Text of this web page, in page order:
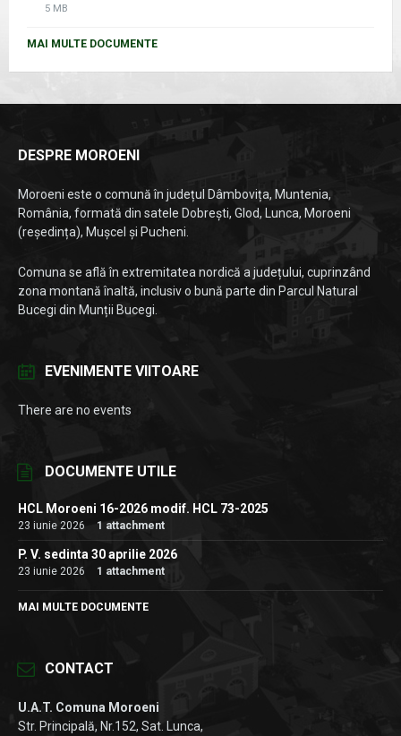
File
5 MB
MAI MULTE DOCUMENTE
DESPRE MOROENI
Moroeni este o comună în județul Dâmbovița, Muntenia,
România, formată din satele Dobrești, Glod, Lunca, Moroeni
(reședința), Mușcel și Pucheni.
Comuna se află în extremitatea nordică a județului, cuprinzând
zona montană înaltă, inclusiv o bună parte din Parcul Natural
Bucegi din Munții Bucegi.
EVENIMENTE VIITOARE
There are no events
DOCUMENTE UTILE
HCL Moroeni 16-2026 modif. HCL 73-2025
23 iunie 2026 1 attachment
P. V. sedinta 30 aprilie 2026
23 iunie 2026 1 attachment
MAI MULTE DOCUMENTE
CONTACT
U.A.T. Comuna Moroeni
Str. Principală, Nr.152, Sat. Lunca,